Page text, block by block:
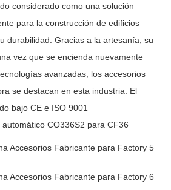
considerado como una solución
para la construcción de edificios
durabilidad. Gracias a la artesanía, su
vez que se encienda nuevamente
avanzadas, los accesorios
se destacan en esta industria. El
bajo CE e ISO 9001
CO336S2 para CF36